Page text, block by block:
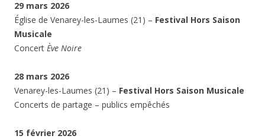
29 mars 2026
Église de Venarey-les-Laumes (21) – Festival Hors Saison
Musicale
Concert Ève Noire
28 mars 2026
Venarey-les-Laumes (21) – Festival Hors Saison Musicale
Concerts de partage – publics empêchés
15 février 2026